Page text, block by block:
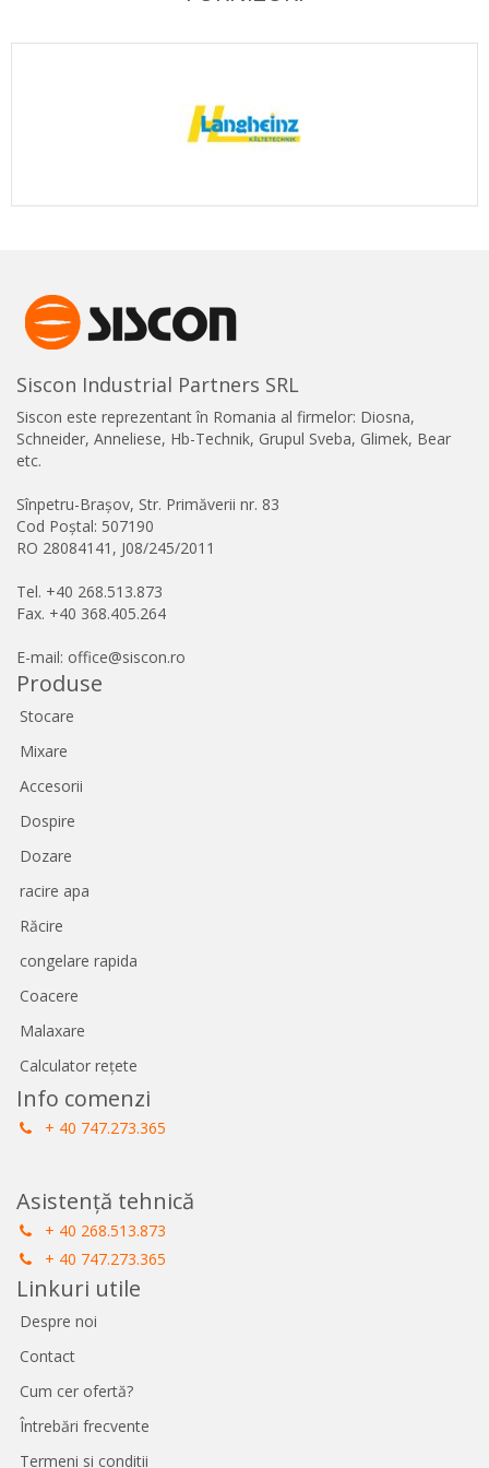
Siscon Industrial Partners SRL
Siscon este reprezentant în Romania al firmelor: Diosna,
Schneider, Anneliese, Hb-Technik, Grupul Sveba, Glimek, Bear
etc.
Sînpetru-Brașov, Str. Primăverii nr. 83
Cod Poștal: 507190
RO 28084141, J08/245/2011
Tel. +40 268.513.873
Fax. +40 368.405.264
E-mail: office@siscon.ro
Produse
Stocare
Mixare
Accesorii
Dospire
Dozare
racire apa
Răcire
congelare rapida
Coacere
Malaxare
Calculator rețete
Info comenzi
+ 40 747.273.365
Asistență tehnică
+ 40 268.513.873
+ 40 747.273.365
Linkuri utile
Despre noi
Contact
Cum cer ofertă?
Întrebări frecvente
Termeni si conditii